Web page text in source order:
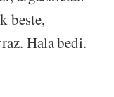
beste,
Hala bedi.